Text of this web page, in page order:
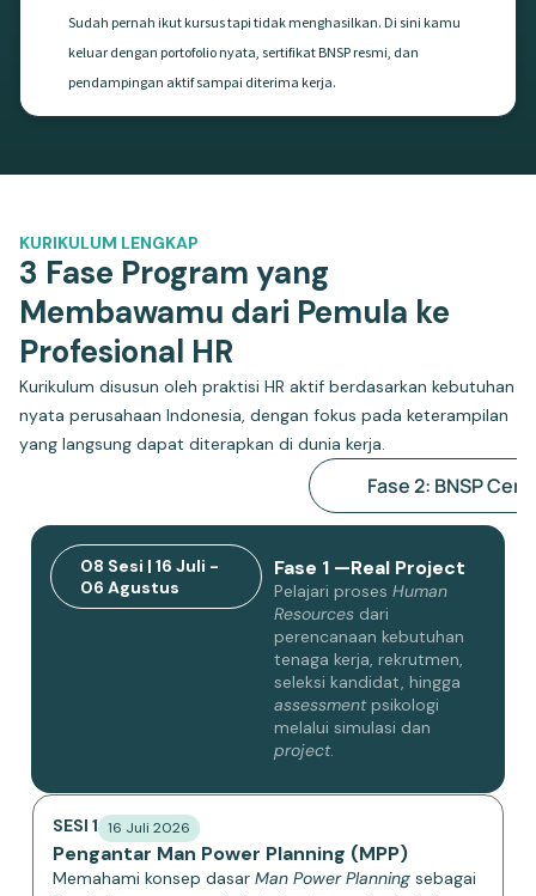
Sudah pernah ikut kursus tapi tidak menghasilkan. Di sini kamu
keluar dengan portofolio nyata, sertifikat BNSP resmi, dan
pendampingan aktif sampai diterima kerja.
KURIKULUM LENGKAP
3 Fase Program yang
Membawamu dari Pemula ke
Profesional HR
Kurikulum disusun oleh praktisi HR aktif berdasarkan kebutuhan
nyata perusahaan Indonesia, dengan fokus pada keterampilan
yang langsung dapat diterapkan di dunia kerja.
Fase 2: BNSP
Fase 1 —Real Project
Pelajari proses Human
Resourcesdari
perencanaan kebutuhan
tenaga kerja, rekrutmen,
seleksi kandidat, hingga
assessmentpsikologi
melalui simulasi dan
project.
08 Sesi | 16 Juli -
06 Agustus
SESI 1 16 Juli 2026
Pengantar Man Power Planning (MPP)
Memahami konsep dasar Man Power Planning sebagai